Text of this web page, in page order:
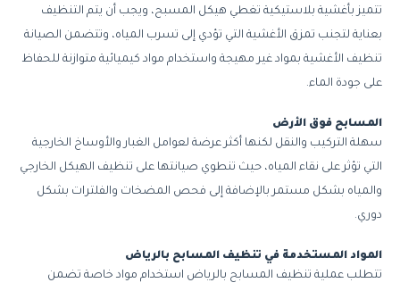
تتميز بأغشية بلاستيكية تغطي هيكل المسبح، ويجب أن يتم التنظيف
بعناية لتجنب تمزق الأغشية التي تؤدي إلى تسرب المياه، وتتضمن الصيانة
تنظيف الأغشية بمواد غير مهيجة واستخدام مواد كيميائية متوازنة للحفاظ
على جودة الماء.
المسابح فوق الأرض
سهلة التركيب والنقل لكنها أكثر عرضة لعوامل الغبار والأوساخ الخارجية
التي تؤثر على نقاء المياه، حيث تنطوي صيانتها على تنظيف الهيكل الخارجي
والمياه بشكل مستمر بالإضافة إلى فحص المضخات والفلترات بشكل
دوري.
المواد المستخدمة في تنظيف المسابح بالرياض
تتطلب عملية تنظيف المسابح بالرياض استخدام مواد خاصة تضمن